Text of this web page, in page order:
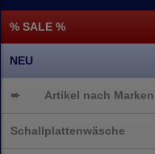
% SALE %
NEU
➨ Artikel nach Marken
Schallplattenwäsche